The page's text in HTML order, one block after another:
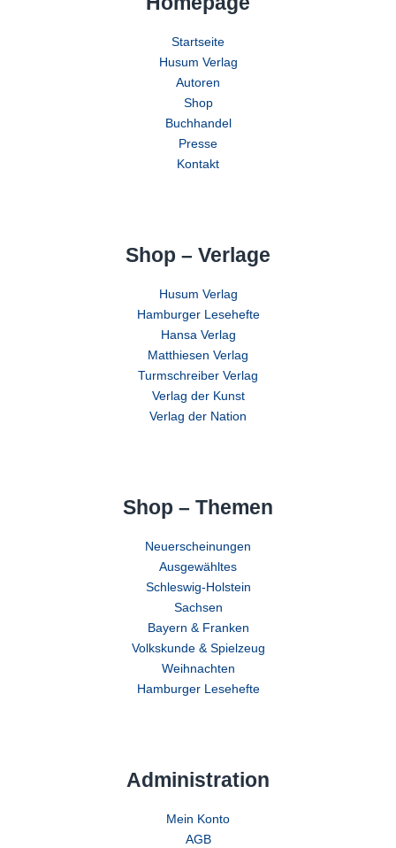
Startseite
Husum Verlag
Autoren
Shop
Buchhandel
Presse
Kontakt
Shop – Verlage
Husum Verlag
Hamburger Lesehefte
Hansa Verlag
Matthiesen Verlag
Turmschreiber Verlag
Verlag der Kunst
Verlag der Nation
Shop – Themen
Neuerscheinungen
Ausgewähltes
Schleswig-Holstein
Sachsen
Bayern & Franken
Volkskunde & Spielzeug
Weihnachten
Hamburger Lesehefte
Administration
Mein Konto
AGB